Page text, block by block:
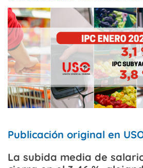
Publicación original en
La subida media de